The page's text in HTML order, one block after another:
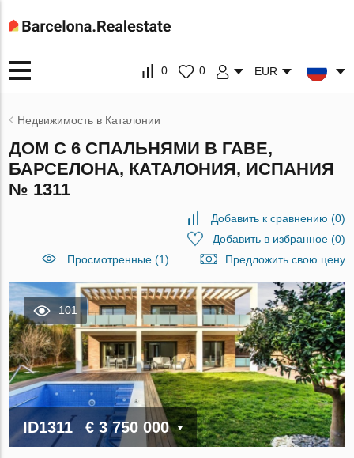
0 0 EUR
Недвижимость в Каталонии
ДОМ С 6 СПАЛЬНЯМИ В ГАВЕ,
БАРСЕЛОНА, КАТАЛОНИЯ, ИСПАНИЯ
№ 1311
Добавить к сравнению (0)
Добавить в избранное(0)
Просмотренные (1)
Предложить свою цену
101
ID1311 € 3 750 000